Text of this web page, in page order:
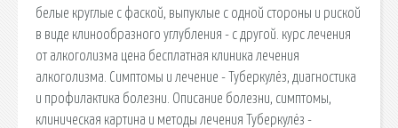
белые круглые с фаской, выпуклые с одной стороны и риской
в виде клинообразного углубления - с другой. курс лечения
от алкоголизма цена бесплатная клиника лечения
алкоголизма. Симптомы и лечение - Туберкулёз, диагностика
и профилактика болезни. Описание болезни, симптомы,
клиническая картина и методы лечения Туберкулёз -